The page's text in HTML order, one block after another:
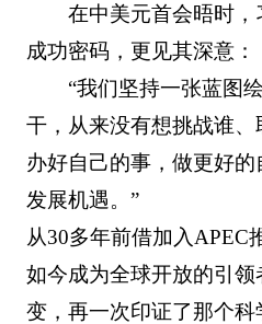
在中美元首会晤时
成功密码，更见其深意：
“我们坚持一张蓝图
干，从来没有想挑战谁
办好自己的事，做更好
发展机遇。”
从30多年前借加入APEC
如今成为全球开放的引
变，再一次印证了那个科